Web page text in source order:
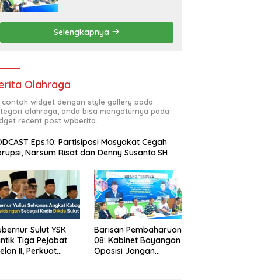
Asta Cita Prabowo-Gibran
Selengkapnya
Olahraga
contoh widget dengan style gallery pada
olahraga, anda bisa mengaturnya pada
recent post wpberita.
Eps.10: Partisipasi Masyakat Cegah
Narsum Risat dan Denny Susanto.SH
Sulut YSK
Tiga Pejabat
II, Perkuat
Barisan Pembaharuan
08: Kabinet Bayangan
Oposisi Jangan